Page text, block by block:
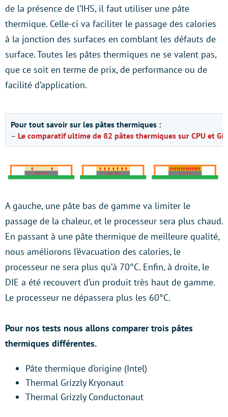
de la présence de l’IHS, il faut utiliser une pâte
thermique. Celle-ci va faciliter le passage des calories
à la jonction des surfaces en comblant les défauts de
surface. Toutes les pâtes thermiques ne se valent pas,
que ce soit en terme de prix, de performance ou de
facilité d’application.
Pour tout savoir sur les pâtes thermiques :
– Le comparatif ultime de 82 pâtes thermiques sur CPU et
A gauche, une pâte bas de gamme va limiter le
passage de la chaleur, et le processeur sera plus chaud.
En passant à une pâte thermique de meilleure qualité,
nous améliorons l’évacuation des calories, le
processeur ne sera plus qu’à 70°C. Enfin, à droite, le
DIE a été recouvert d’un produit très haut de gamme.
Le processeur ne dépassera plus les 60°C.
Pour nos tests nous allons comparer trois pâtes
thermiques différentes.
Pâte thermique d’origine (Intel)
Thermal Grizzly Kryonaut
Thermal Grizzly Conductonaut